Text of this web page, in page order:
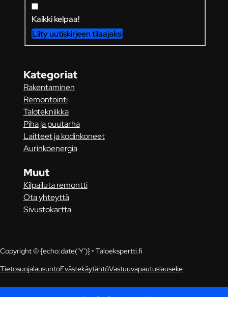
Kaikki kelpaa!
Liity uutiskirjeen tilaajaksi
Kategoriat
Rakentaminen
Remontointi
Talotekniikka
Piha ja puutarha
Laitteet ja kodinkoneet
Aurinkoenergia
Muut
Kilpailuta remontti
Ota yhteyttä
Sivustokartta
Copyright © {echo:date('Y')} • Taloekspertti.fi
TietosuojalausuntoEvästekäytäntöVastuuvapautuslauseke
Yhteistyössä Muutos Digital